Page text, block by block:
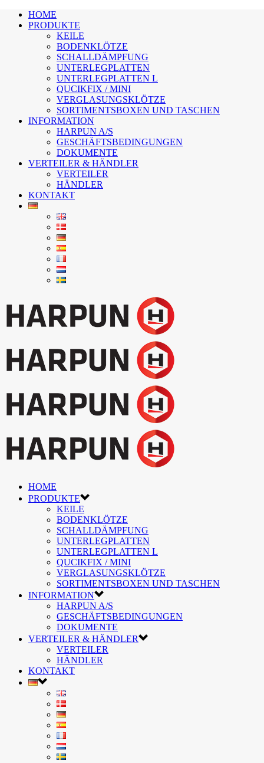
HOME
PRODUKTE
KEILE
BODENKLÖTZE
SCHALLDÄMPFUNG
UNTERLEGPLATTEN
UNTERLEGPLATTEN L
QUCIKFIX / MINI
VERGLASUNGSKLÖTZE
SORTIMENTSBOXEN UND TASCHEN
INFORMATION
HARPUN A/S
GESCHÄFTSBEDINGUNGEN
DOKUMENTE
VERTEILER & HÄNDLER
VERTEILER
HÄNDLER
KONTAKT
HOME
PRODUKTE
KEILE
BODENKLÖTZE
SCHALLDÄMPFUNG
UNTERLEGPLATTEN
UNTERLEGPLATTEN L
QUCIKFIX / MINI
VERGLASUNGSKLÖTZE
SORTIMENTSBOXEN UND TASCHEN
INFORMATION
HARPUN A/S
GESCHÄFTSBEDINGUNGEN
DOKUMENTE
VERTEILER & HÄNDLER
VERTEILER
HÄNDLER
KONTAKT